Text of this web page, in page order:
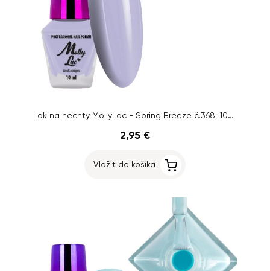
Lak na nechty MollyLac - Spring Breeze č.368, 10ml
2,95 €
Vložiť do košíka